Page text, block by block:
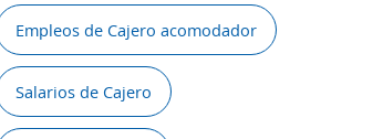
Empleos de Cajero acomodador
Salarios de Cajero